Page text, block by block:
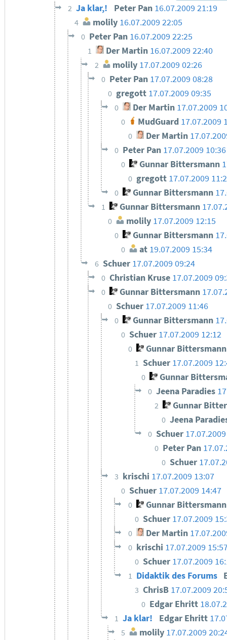
2 Ja klar,! Peter Pan 16.07.2009 21:19
4 molily 16.07.2009 22:05
0 Peter Pan 16.07.2009 22:25
1 Der Martin 16.07.2009 22:40
2 molily 17.07.2009 02:26
0 Peter Pan 17.07.2009 08:28
0 gregott 17.07.2009 09:35
0 Der Martin 17.07.2009
0 MudGuard 17.07.2009
0 Der Martin
0 Peter Pan 17.07.2009 10:36
0 Gunnar Bittersmann
0 gregott 17.07.2009
0 Gunnar Bittersmann
1 Gunnar Bittersmann
0 molily 17.07.2009 12:15
0 Gunnar Bittersmann
0 at 19.07.2009 15:34
6 Schuer 17.07.2009 09:24
0 Christian Kruse 17.07.2009
0 Gunnar Bittersmann
0 Schuer 17.07.2009 11:46
0 Gunnar Bittersmann
0 Schuer 17.07.2009 12:12
0 Gunnar Bittersmann
1 Schuer 17.07.2009
0 Gunnar
0 Jeena Paradies
2 Gunnar
0 Jeena
0 Schuer
0 Peter Pan
0 Schuer
3 krischi 17.07.2009 13:07
0 Schuer 17.07.2009 14:47
0 Gunnar Bittersmann
0 Schuer 17.07.2009
0 Der Martin
0 krischi 17.07.2009
0 Schuer 17.07.2009
1 Didaktik des Forums
3 ChrisB 17.07.2009
0 Edgar Ehritt
1 Ja klar! Edgar Ehritt
5 molily 17.07.2009